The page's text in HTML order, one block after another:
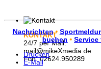
KONTAKT
24/7 per Mail.
mail@mikeXmedia.de
Fon: 02624.950289
Nachrichten•
buchen • Service
Drucken
E-Mail